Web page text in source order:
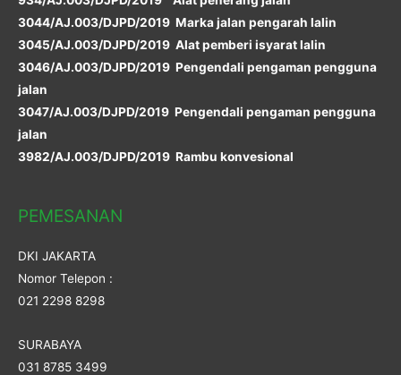
3044/AJ.003/DJPD/2019 Marka jalan pengarah lalin
3045/AJ.003/DJPD/2019 Alat pemberi isyarat lalin
3046/AJ.003/DJPD/2019 Pengendali pengaman pengguna
jalan
3047/AJ.003/DJPD/2019 Pengendali pengaman pengguna
jalan
3982/AJ.003/DJPD/2019 Rambu konvesional
PEMESANAN
DKI JAKARTA
Nomor Telepon :
021 2298 8298
SURABAYA
031 8785 3499